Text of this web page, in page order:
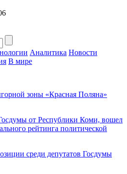
Аналитика Новости
В мире
зоны «Красная Поляна»
от Республики Коми, вошел
рейтинга политической
среди депутатов Госдумы